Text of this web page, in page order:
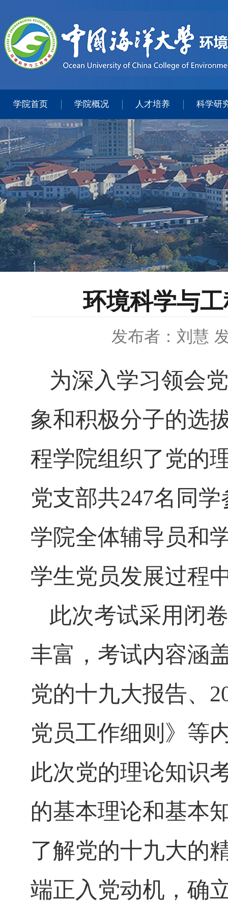
学院首页 学院概况 人才培养 科学研
环境科学与
发布者：刘慧
为深入学习领会
象和积极分子的选
程学院组织了党的
党支部共247名同学
学院全体辅导员和
学生党员发展过程
此次考试采用闭
丰富，考试内容涵
党的十九大报告、
党员工作细则》等
此次党的理论知识
的基本理论和基本
了解党的十九大的
端正入党动机，确